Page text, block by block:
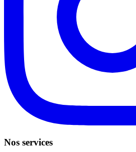
Nos services